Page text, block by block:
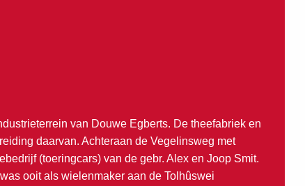
van Douwe Egberts. De theefabriek en
daarvan. Achteraan de Vegelinsweg met
(toeringcars) van de gebr. Alex en Joop Smit.
ooit als wielenmaker aan de Tolhûswei